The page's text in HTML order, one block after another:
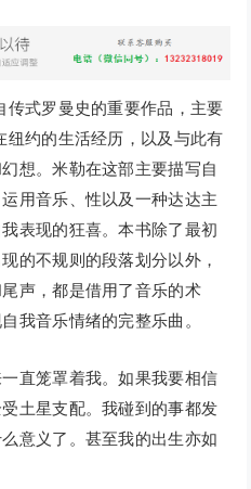
传式罗曼史的重要作品，主要
纽约的生活经历，以及与此有
想。米勒在这部主要描写自
用音乐、性以及一种达达主
表现的狂喜。本书除了最初
的不规则的段落划分以外，
声，都是借用了音乐的术
我音乐情绪的完整乐曲。
直笼罩着我。如果我要相信
土星支配。我碰到的事都发
意义了。甚至我的出生亦如